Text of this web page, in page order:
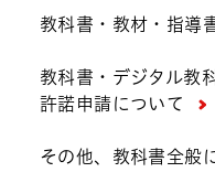
教科書・教材・指導
教科書・デジタル教
許諾申請について
その他、教科書全般